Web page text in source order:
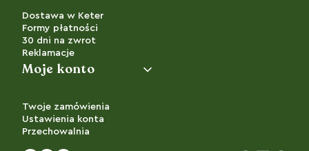
Dostawa w Keter
Formy płatności
30 dni na zwrot
Reklamacje
Moje konto
Twoje zamówienia
Ustawienia konta
Przechowalnia